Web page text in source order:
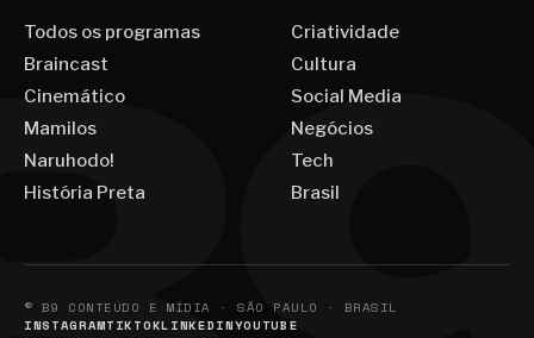
Todos os programas
Braincast
Cinemático
Mamilos
Naruhodo!
História Preta
Criatividade
Cultura
Social Media
Negócios
Tech
Brasil
© B9 CONTEÚDO E MÍDIA · SÃO PAULO · BRASIL
INSTAGRAMTIKTOKLINKEDINYOUTUBE